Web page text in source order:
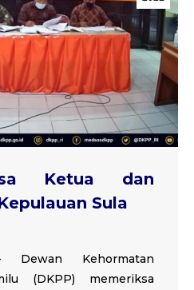
Ketua dan
Sula
Kehormatan
(DKPP) memeriksa